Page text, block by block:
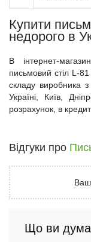
Купити
недорого в
В інтернет-
письмовий стіл L-
складу виробника
Україні, Київ,
розрахунок, в кредит
Відгуки про
Ваш
Що ви